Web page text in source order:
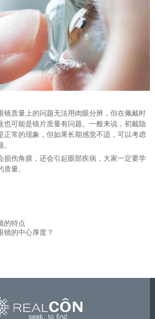
镜质量上的问题无法用肉眼分辨，但在佩戴时
也可能是镜片质量有问题。一般来说，初戴隐
正常的现象，但如果长期感觉不适，可以考虑
损伤角膜，还会引起眼部疾病，大家一定要学
量。
的特点
镜的中心厚度？